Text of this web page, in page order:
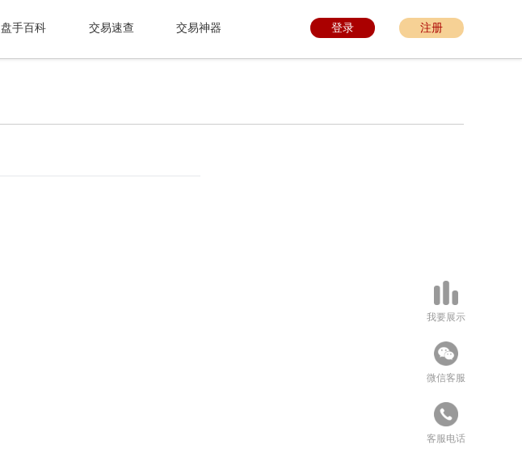
盘手百科 交易速查 交易神器 登录 注册
我要展示
微信客服
客服电话